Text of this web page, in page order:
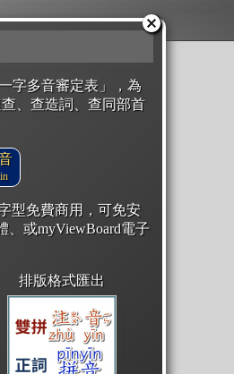
字多音審定表」，為
、查造詞、查同部首
型免費商用，可免安
、或myViewBoard電子
排版格式匯出